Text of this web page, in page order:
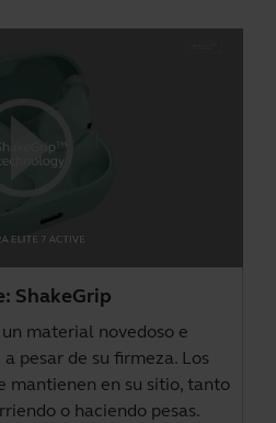
ShakeGrip
material novedoso e
pesar de su firmeza. Los
mantienen en su sitio, tanto
o haciendo pesas.